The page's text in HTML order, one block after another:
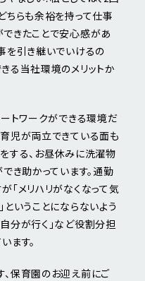
ちらも余裕を持って仕事
きたことで安心感があ
を引き継いでいけるの
る当社環境のメリットか
ートワークができる環境だ
児が両立できている面も
する、お昼休みに洗濯物
き助かっています。通勤
「メリハリがなくなって気
ということにならないよう
分が行く」など役割分担
ます。
保育園のお迎え前にご